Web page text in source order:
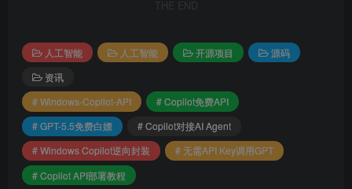
pip install -r requirements.
安装浏览器自动化框架
playwright install chromium
登入Copilot
THE END
人工智能 人工智能 开源项目
源码
资讯
# Windows-Copilot-API
# Copilot免费API
# GPT-5.5免费白嫖
# Copilot对接AI Agent
# Windows Copilot逆向封装
# 无需API Key调用GPT
# Copilot API部署教程